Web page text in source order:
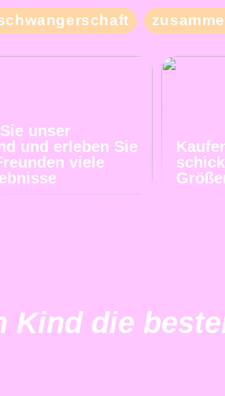
unser
und erleben Sie
viele
Kind die